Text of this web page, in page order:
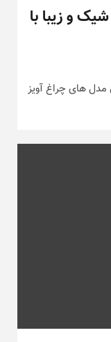
و زیبا با
های چراغ آویز